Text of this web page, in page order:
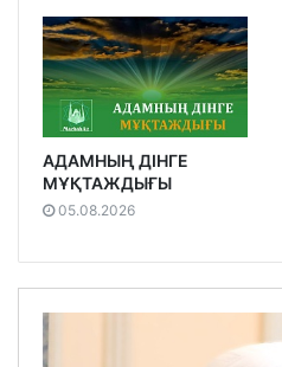
АДАМНЫҢ ДІНГЕ
МҰҚТАЖДЫҒЫ
05.08.2026